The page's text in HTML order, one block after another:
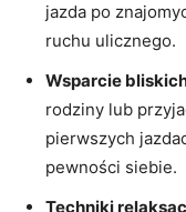
jazda po
ruchu ulicznego.
Wsparcie
rodziny lub
⁣pierwszych
pewności siebie.
Techniki